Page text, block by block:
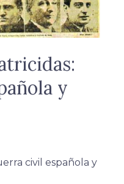
y
civil española y